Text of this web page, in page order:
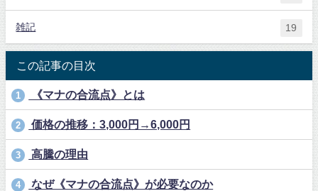
雑記 19
この記事の目次
1 《マナの合流点》とは
2 価格の推移：3,000円→6,000円
3 高騰の理由
4 なぜ《マナの合流点》が必要なのか